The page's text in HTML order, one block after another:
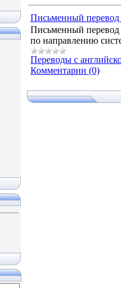
Письменный перевод
Письменный перевод
по направлению
Переводы с
Комментарии (0)